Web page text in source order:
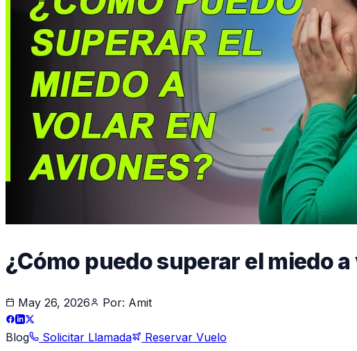
¿Cómo puedo superar el miedo
May 26, 2026 Por: Amit
Blog Solicitar Llamada Reservar Vuelo